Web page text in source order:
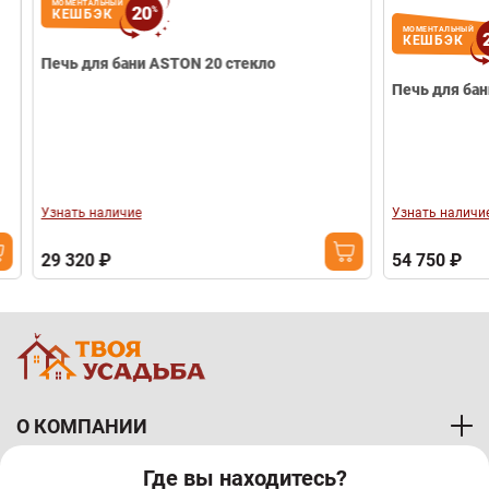
Где вы находитесь?
МОМЕНТАЛЬНЫЙ
КЕШБЭК 20%
Печь для бани ASTON 20 стекло
Узнать наличие
29 320 ₽
МОМЕНТАЛЬНЫЙ
КЕШБЭК 20
Узнать наличие
54 750 ₽
О КОМПАНИИ
ПОКУПАТЕЛЯМ